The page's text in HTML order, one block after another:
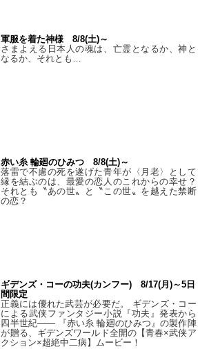
軍服を着た神様 8/8(土)～
さまよえる日本人の魂は、亡霊となるか、神と
なるか、それとも…
赤い糸 輪廻のひみつ 8/8(土)～
落雷で不慮の死を遂げた青年が〈月老〉として
縁を結ぶのは、最愛の恋人のこれからの幸せ？
それとも〝あの世〟と〝この世〟を越えた禁断
の恋？
ギデンズ・コーの功夫(カンフー) 8/17(月)～5日
間限定
正義には優れた武芸が必要だ。 ギデンズ・コー
による武侠ファンタジー小説『功夫』発表から
四半世紀―― 『赤い糸 輪廻のひみつ』の製作陣
が贈る、ギデンズワールド全開の【青春×武侠ア
クション×超絶中二病】ムービー！